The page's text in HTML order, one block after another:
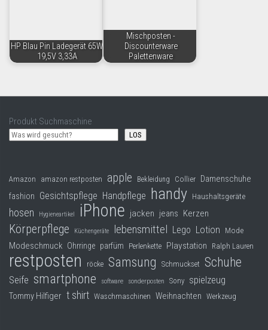
HP Blau Pin Ladegerät 65W
19,5V 3,33A
Mischposten -
Discounterware
Palettenware
Produkt Suchmaschine
LOS
Amazon amazon restposten apple Bekleidung Collier Damenschuhe
fashion Gesichtspflege Handpflege handy Haushaltsgeräte
hosen Hygieneartikel iPhone jacken jeans Kerzen
Körperpflege Küchengeräte lebensmittel Lego Lotion Mode
Modeschmuck Ohrringe parfüm Perlenkette Playstation Ralph Lauren
restposten röcke Samsung Schmuckset Schuhe
Seife smartphone software sonderposten Sony spielzeug
Tommy Hilfiger t shirt Waschmaschinen Weihnachten Werkzeug